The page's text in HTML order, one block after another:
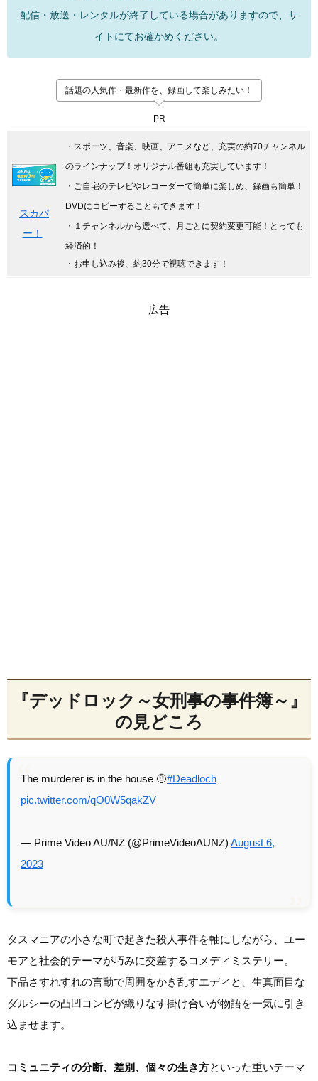
配信・放送・レンタルが終了している場合がありますので、サ
イトにてお確かめください。
話題の人気作・最新作を、録画して楽しみたい！
PR
スカパ
ー！
・スポーツ、音楽、映画、アニメなど、充実の約70チャンネル
のラインナップ！オリジナル番組も充実しています ！
・ご自宅のテレビやレコーダーで簡単に楽しめ、録画も簡単！
DVDにコピーすることもできます！
・１チャンネルから選べて、月ごとに契約変更可能！とっても
経済的！
・お申し込み後、約30分で視聴できます！
広告
『デッドロック～女刑事の事件簿～』
の見どころ
The murderer is in the house 🤨#Deadloch
pic.twitter.com/qO0W5qakZV
— Prime Video AU/NZ (@PrimeVideoAUNZ) August 6,
2023
タスマニアの小さな町で起きた殺人事件を軸にしながら、ユー
モアと社会的テーマが巧みに交差するコメディミステリー。
下品さすれすれの言動で周囲をかき乱すエディと、生真面目な
ダルシーの凸凹コンビが織りなす掛け合いが物語を一気に引き
込ませます。
コミュニティの分断、差別、個々の生き方といった重いテーマ